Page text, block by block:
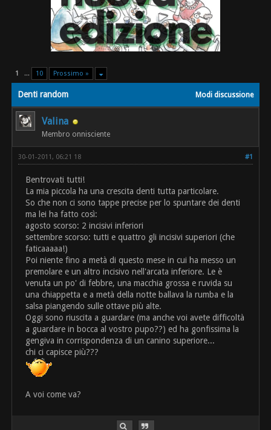
1 ... 10 Prossimo »
Modi discussione
Denti random
Valina
Membro onnisciente
#1
30-01-2011, 06:21 18
Bentrovati tutti!
La mia piccola ha una crescita denti tutta particolare.
So che non ci sono tappe precise per lo spuntare dei denti
ma lei ha fatto così:
agosto scorso: 2 incisivi inferiori
settembre scorso: tutti e quattro gli incisivi superiori (che
faticaaaaa!)
Poi niente fino a metà di questo mese in cui ha messo un
premolare e un altro incisivo nell'arcata inferiore. Le è
venuta un po' di febbre, una macchia grossa e ruvida su
una chiappetta e a metà della notte ballava la rumba e la
salsa piangendo sulle ottave più alte.
Oggi sono riuscita a guardare (ma anche voi avete difficoltà
a guardare in bocca al vostro pupo??) ed ha gonfissima la
gengiva in corrispondenza di un canino superiore...
chi ci capisce più???
A voi come va?